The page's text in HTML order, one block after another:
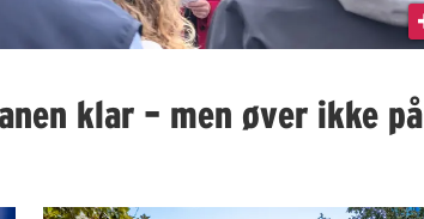
klar – men øver ikke på